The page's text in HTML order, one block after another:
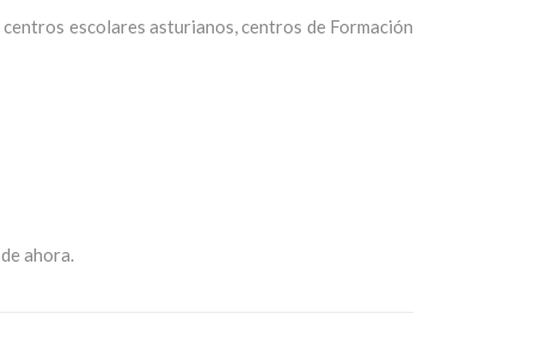
escolares asturianos, centros de Formación
ahora.